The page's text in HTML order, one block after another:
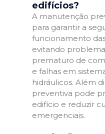
edifícios?
A manutenção
para garantir a
funcionamento
evitando
prematuro de
e falhas em
hidráulicos. Além
preventiva pode
edifício e reduzir
emergenciais.